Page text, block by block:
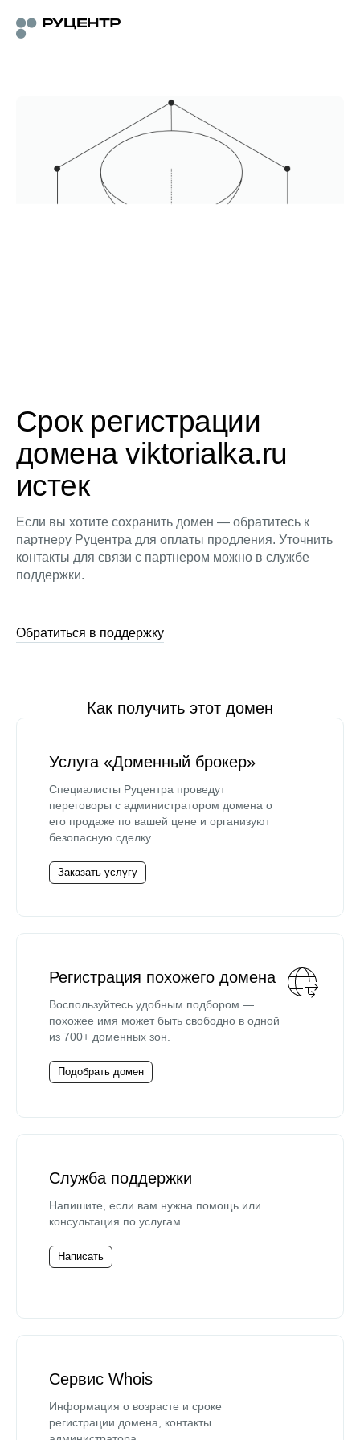
Срок регистрации
домена viktorialka.ru
истек
Если вы хотите сохранить домен — обратитесь к
партнеру Руцентра для оплаты продления. Уточнить
контакты для связи с партнером можно в службе
поддержки.
Обратиться в поддержку
Как получить этот домен
Услуга «Доменный брокер»
Специалисты Руцентра проведут
переговоры с администратором домена о
его продаже по вашей цене и организуют
безопасную сделку.
Заказать услугу
Регистрация похожего домена
Воспользуйтесь удобным подбором —
похожее имя может быть свободно в одной
из 700+ доменных зон.
Подобрать домен
Служба поддержки
Напишите, если вам нужна помощь или
консультация по услугам.
Написать
Сервис Whois
Информация о возрасте и сроке
регистрации домена, контакты